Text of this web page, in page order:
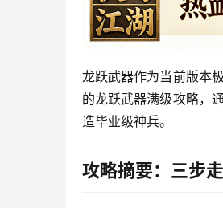
龙跃武器作为当前版本
的龙跃武器满级攻略，
造毕业级神兵。
攻略摘要：三步